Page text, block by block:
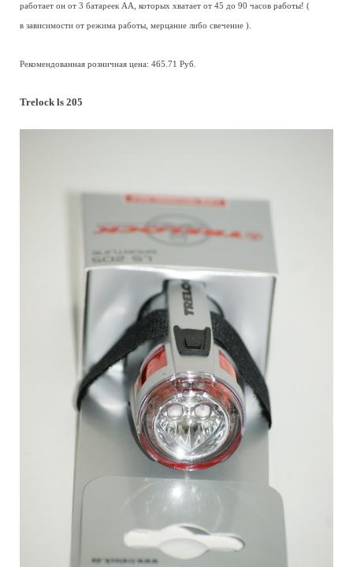
работает он от 3 батареек АА, которых хватает от 45 до 90 часов работы! (
в зависимости от режима работы, мерцание либо свечение ).
Рекомендованная розничная цена: 465.71 Руб.
Trelock ls 205